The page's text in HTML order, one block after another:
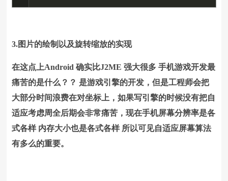
3.图片的绘制以及旋转缩放的实现
在这点上Android 确实比J2ME 强大很多 手机游戏开发最
痛苦的是什么？？ 是游戏引擎的开发，但是工程师会把
大部分时间浪费在对坐标上，如果写引擎的时候没有把自
适应考虑周全后期会非常痛苦，现在手机屏幕分辨率是各
式各样 内存大小也是各式各样 所以可见自适应屏幕算法
有多么的重要。